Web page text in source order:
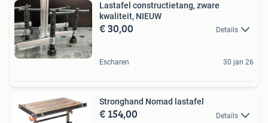
Lastafel constructietang, zware
kwaliteit, NIEUW
€ 30,00 Details
Escharen 30 jan 26
Stronghand Nomad lastafel
€ 154,00 Details